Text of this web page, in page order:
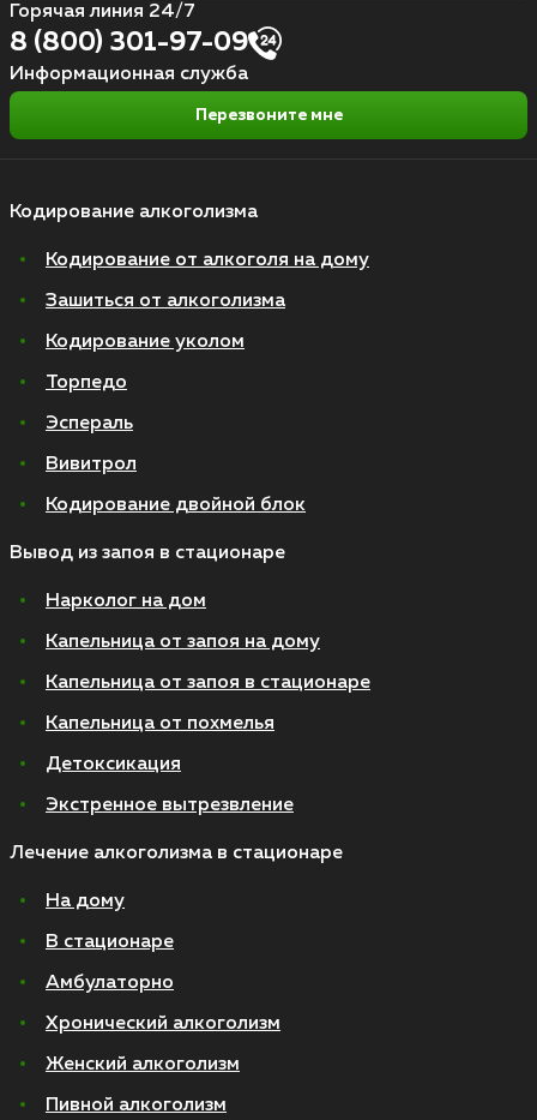
Кодирование алкоголизма
Кодирование от алкоголя на дому
Зашиться от алкоголизма
Кодирование уколом
Торпедо
Эспераль
Вивитрол
Кодирование двойной блок
Вывод из запоя в стационаре
Нарколог на дом
Капельница от запоя на дому
Капельница от запоя в стационаре
Капельница от похмелья
Детоксикация
Экстренное вытрезвление
Лечение алкоголизма в стационаре
На дому
В стационаре
Амбулаторно
Хронический алкоголизм
Женский алкоголизм
Пивной алкоголизм
Горячая линия 24/7
8 (800) 301-97-09
Информационная служба
Перезвоните мне